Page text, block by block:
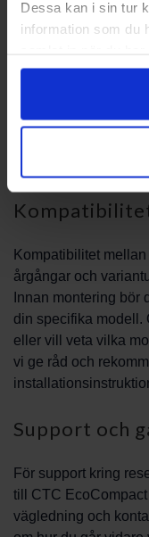
Dessa kan i sin tur
information som du
När du beställer
leveransinformation
underlättar det om
beskrivning av
betalningsmetoder
Kompatibilitet
årgångar och
Innan montering bör
din specifika modell.
eller vill veta vilka
vi ge råd och
Support och
För support kring
till CTC
vägledning och